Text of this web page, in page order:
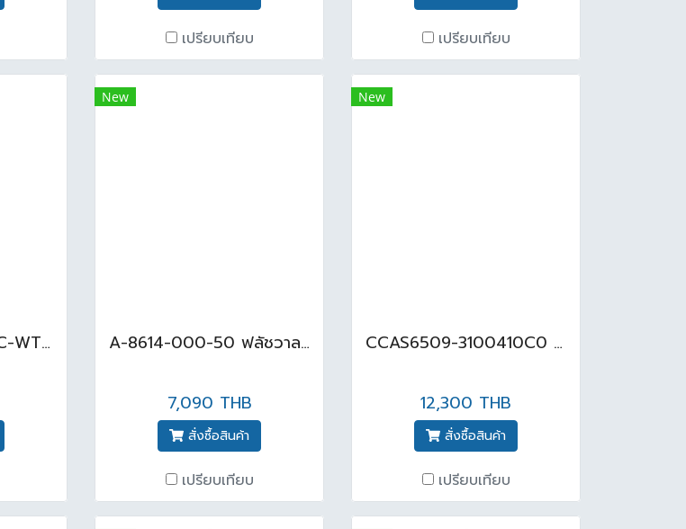
เปรียบเทียบ เปรียบเทียบ
TF-6747/A-8014AC-WT ปัสสาวะชายพร้อมฟลัชวาล์ว ขาว
New
A-8614-000-50 ฟลัชวาลว์ปัสสาวะชาย เซ็นเซอร์ฝังผนัง
7,090 THB
สั่งซื้อสินค้า
เปรียบเทียบ
New
CCAS6509-3100410C0 โถปัสสาวะชาย แบบแขวนผนัง (BACK INLET)
12,300 THB
สั่งซื้อสินค้า
เปรียบเทียบ